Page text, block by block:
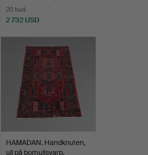
20 bud
2 732 USD
HAMADAN. Handknuten,
ull på bomullsvarp.